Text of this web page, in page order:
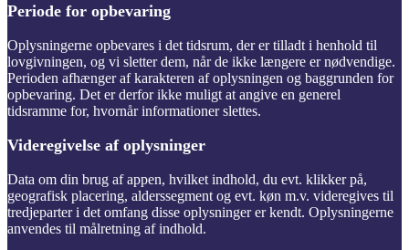
Periode for opbevaring
Oplysningerne opbevares i det tidsrum, der er tilladt i henhold til
lovgivningen, og vi sletter dem, når de ikke længere er nødvendige.
Perioden afhænger af karakteren af oplysningen og baggrunden for
opbevaring. Det er derfor ikke muligt at angive en generel
tidsramme for, hvornår informationer slettes.
Videregivelse af oplysninger
Data om din brug af appen, hvilket indhold, du evt. klikker på,
geografisk placering, alderssegment og evt. køn m.v. videregives til
tredjeparter i det omfang disse oplysninger er kendt. Oplysningerne
anvendes til målretning af indhold.